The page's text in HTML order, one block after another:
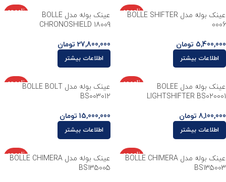
ناموجو
د
عینک بوله مدل BOLLE SHIFTER
0006
5,400,000 تومان
اطلاعات بیشتر
ناموجو
عینک بوله مدل BOLLE
CHRONOSHIELD 18009
27,800,000 تومان
اطلاعات بیشتر
ناموجو
عینک بوله مدل BOLEE
LIGHTSHIFTER BS020001
8,100,000 تومان
اطلاعات بیشتر
ناموجوعینک بوله مدل BOLLE BOLT
BS003012
15,000,000 تومان
اطلاعات بیشتر
ناموجو
د
عینک بوله مدل BOLLE CHIMERA
BS135003
ناموجو
د
عینک بوله مدل BOLLE CHIMERA
BS135005